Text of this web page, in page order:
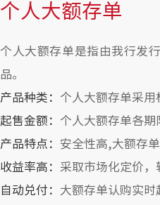
个人大额存单
个人大额存单是指由我行发
品。
产品种类： 个人大额存单采用
起售金额： 个人大额存单各期
产品特点： 安全性高,大额存
收益率高： 采取市场化定价，
自动兑付： 大额存单认购实时